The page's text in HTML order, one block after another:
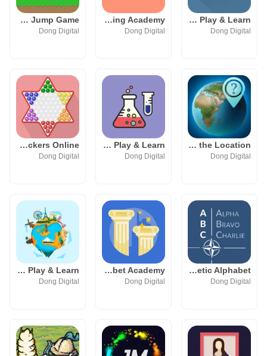
Braille Academy: Play & Learn
Dong Digital
Lip Reading Academy
Dong Digital
Hop Mania: Thrilling Jump Game
Dong Digital
Geo Mania: Guess the Location
Dong Digital
Elements Academy: Play & Learn
Dong Digital
Chinese Checkers Online
Dong Digital
Learn NATO Phonetic Alphabet
Dong Digital
Greek Alphabet Academy
Dong Digital
Landmark Quiz: Play & Learn
Dong Digital